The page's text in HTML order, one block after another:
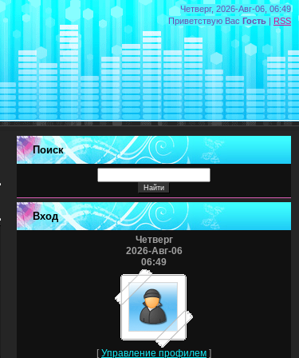
Четверг, 2026-Авг-06, 06:49
Приветствую Вас Гость | RSS
Поиск
Вход
Четверг
2026-Авг-06
06:49
[Управление профилем ]